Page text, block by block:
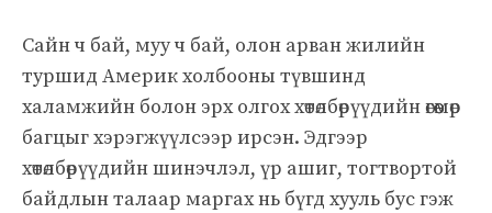
Сайн ч бай, муу ч бай, олон арван жилийн
туршид Америк холбооны түвшинд
халамжийн болон эрх олгох хөтөлбөрүүдийн өгөөмөр
багцыг хэрэгжүүлсээр ирсэн. Эдгээр
хөтөлбөрүүдийн шинэчлэл, үр ашиг, тогтвортой
байдлын талаар маргах нь бүгд хууль бус гэж